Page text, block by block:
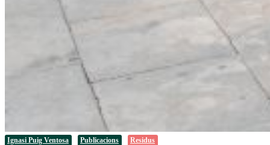
Ignasi Puig Ventosa Publicacions Residus